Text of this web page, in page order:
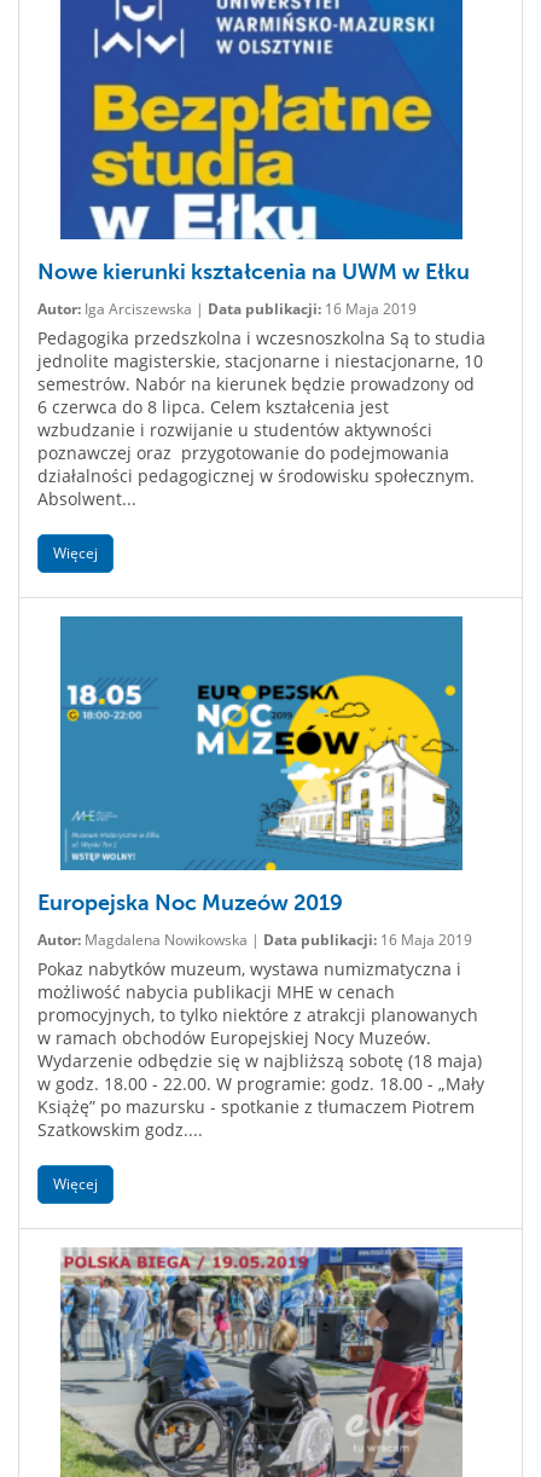
Nowe kierunki kształcenia na UWM w Ełku
Autor: Iga Arciszewska | Data publikacji: 16 Maja 2019
Pedagogika przedszkolna i wczesnoszkolna Są to studia
jednolite magisterskie, stacjonarne i niestacjonarne, 10
semestrów. Nabór na kierunek będzie prowadzony od
6 czerwca do 8 lipca. Celem kształcenia jest
wzbudzanie i rozwijanie u studentów aktywności
poznawczej oraz przygotowanie do podejmowania
działalności pedagogicznej w środowisku społecznym.
Absolwent...
Więcej
Europejska Noc Muzeów 2019
Autor: Magdalena Nowikowska | Data publikacji: 16 Maja 2019
Pokaz nabytków muzeum, wystawa numizmatyczna i
możliwość nabycia publikacji MHE w cenach
promocyjnych, to tylko niektóre z atrakcji planowanych
w ramach obchodów Europejskiej Nocy Muzeów.
Wydarzenie odbędzie się w najbliższą sobotę (18 maja)
w godz. 18.00 - 22.00. W programie: godz. 18.00 - „Mały
Książę” po mazursku - spotkanie z tłumaczem Piotrem
Szatkowskim godz....
Więcej